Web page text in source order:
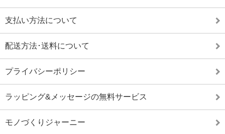
支払い方法について
配送方法･送料について
プライバシーポリシー
ラッピング&メッセージの無料サービス
モノづくりジャーニー